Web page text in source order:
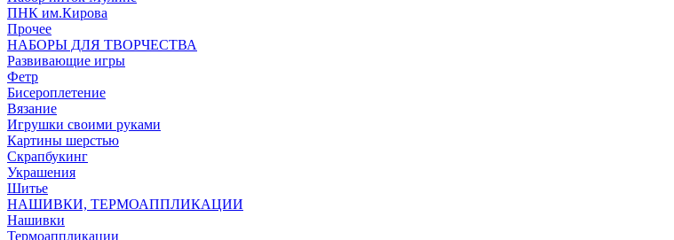
ПНК им.Кирова
Прочее
НАБОРЫ ДЛЯ ТВОРЧЕСТВА
Развивающие игры
Фетр
Бисероплетение
Вязание
Игрушки своими руками
Картины шерстью
Скрапбукинг
Украшения
Шитье
НАШИВКИ, ТЕРМОАППЛИКАЦИИ
Нашивки
Термоаппликации